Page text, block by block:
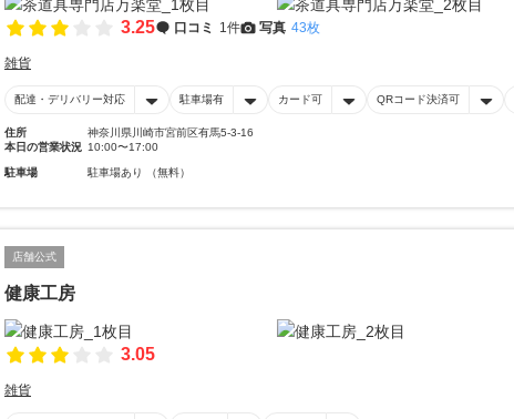
3.25 口コミ 1件 写真 43枚
雑貨
配達・デリバリー対応 駐車場有 カード可 QRコード決済可
住所
神奈川県川崎市宮前区有馬5-3-16
本日の営業状況 10:00〜17:00
駐車場 駐車場あり （無料）
店舗公式
健康工房
3.05
雑貨